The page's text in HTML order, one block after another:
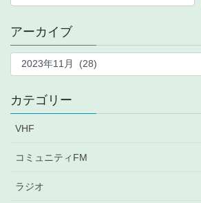
アーカイブ
ア
イ
カテゴリー
VHF
コミュニティFM
ラジオ